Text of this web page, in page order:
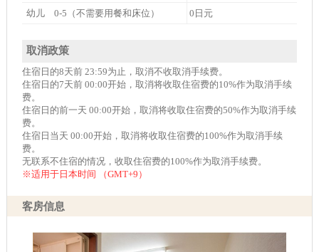
幼儿 0-5（不需要用餐和床位） 0日元
取消政策
住宿日的8天前 23:59为止，取消不收取消手续费。
住宿日的7天前 00:00开始，取消将收取住宿费的10%作为取消手续
费。
住宿日的前一天 00:00开始，取消将收取住宿费的50%作为取消手续
费。
住宿日当天 00:00开始，取消将收取住宿费的100%作为取消手续
费。
无联系不住宿的情况，收取住宿费的100%作为取消手续费。
※适用于日本时间 （GMT+9）
客房信息